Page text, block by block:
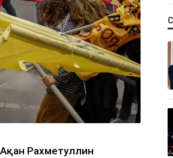
Ақан Рахметуллин